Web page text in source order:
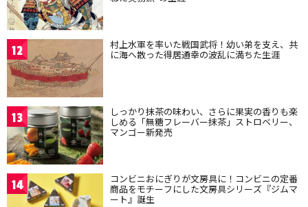
12 村上水軍を率いた戦国武将！幼い弟を支え、共
に海へ散った得居通幸の波乱に満ちた生涯
13 しっかり抹茶の味わい、さらに果実の香りも楽
しめる「無糖フレーバー抹茶」ストロベリー、
マンゴー新発売
14 コンビニおにぎりが文房具に！コンビニの定番
商品をモチーフにした文房具シリーズ『ジムマ
ート』誕生